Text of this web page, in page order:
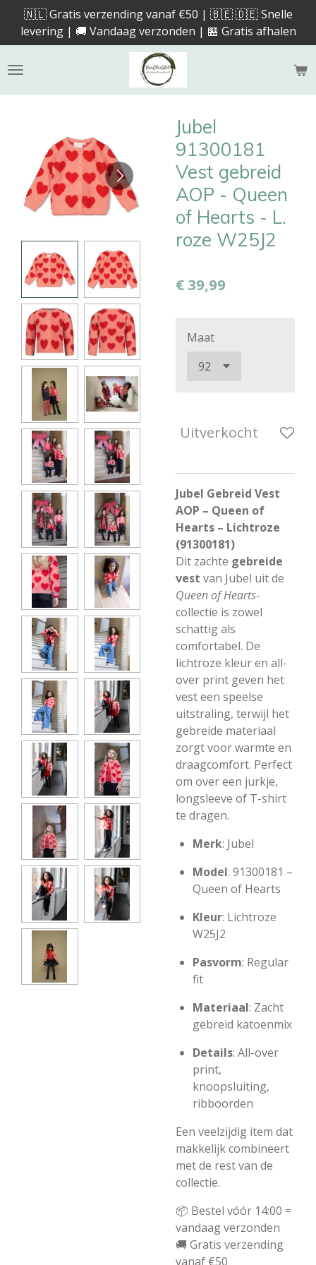
direct
naar
de
🇳🇱 Gratis verzending vanaf €50 | 🇧🇪 🇩🇪 Snelle
levering | 🚚 Vandaag verzonden | 🏪 Gratis afhalen
Jubel
91300181
Vest gebreid
AOP - Queen
of Hearts - L.
roze W25J2
€ 39,99
Maat
Uitverkocht
Jubel Gebreid Vest
AOP – Queen of
Hearts – Lichtroze
(91300181)
Dit zachte gebreide
vest van Jubel uit de
Queen of Hearts-
collectie is zowel
schattig als
comfortabel. De
lichtroze kleur en all-
over print geven het
vest een speelse
uitstraling, terwijl het
gebreide materiaal
zorgt voor warmte en
draagcomfort. Perfect
om over een jurkje,
longsleeve of T-shirt
te dragen.
Merk: Jubel
Model: 91300181 –
Queen of Hearts
Kleur: Lichtroze
W25J2
Pasvorm: Regular
fit
Materiaal: Zacht
gebreid katoenmix
Details: All-over
print,
knoopsluiting,
ribboorden
Een veelzijdig item dat
makkelijk combineert
met de rest van de
collectie.
📦 Bestel vóór 14:00 =
vandaag verzonden
🚚 Gratis verzending
vanaf €50